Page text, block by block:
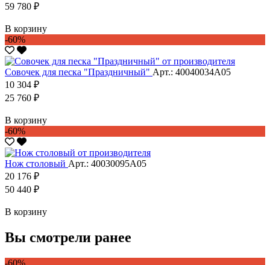
59 780 ₽
В корзину
-60%
Совочек для песка "Праздничный" Арт.: 40040034А05
10 304 ₽
25 760 ₽
В корзину
-60%
Нож столовый Арт.: 40030095А05
20 176 ₽
50 440 ₽
В корзину
Вы смотрели ранее
-60%